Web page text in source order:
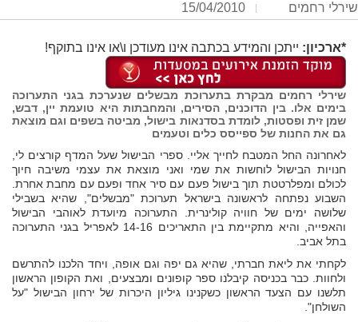
שירלי רחמים 15/04/2010
*ארכיון: ייתכן והמידע בכתבה אינו מעודכן ו\או אינו בתוקף!
שירלי רחמים מבקרת בתערוכת מבשלים שנערכת בגני התערוכה
בימים אלו. בין הדוכנים, הסירים, והמחבתות היא טועמת יין, דבש,
שמן זית ופסטות, לומדת בסדנאות בישול, מביטה בשפים וגם מוצאת
גם את החנות של ספייסס כלים וטעמים
לאחרונה החל המטבח לחייך אליי. ספרי הבישול שעל המדף קורצים לי,
חנויות הבישול לוחשות את שמי ואני מוצאת את עצמי משיבה חיוך
לכולם ומפלרטטת תוך בישול פעם עם סיר אחד ופעם עם מחבת אחרת.
השבוע נפתחה לראשונה בישראל תערוכת "מבשלים", שהיא בשבילי
שלושה ימים של חוויה קולינרית. התערוכה מיועדת לאוהבי הבישול
והאפייה, והיא מתקיימת בין התאריכים 14-16 לאפריל בגני התערוכה
בתל אביב.
לקחתי את ליאת חברתי, שהיא גם יפה וגם אופה, ויחד הלכנו להתרשם
ולחוות. כבר בכניסה קיבלנו ספר קופונים ומבצעים, ואת הקופון הראשון
תלשנו עם הצעד הראשון כשקנינו גיליון היכרות של ירחון הבישול "על
השולחן".